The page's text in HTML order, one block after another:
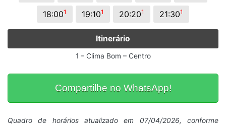
18:001 19:101 20:201 21:301
Itinerário
1 – Clima Bom – Centro
Compartilhe no WhatsApp!
Quadro de horários atualizado em 07/04/2026, conforme